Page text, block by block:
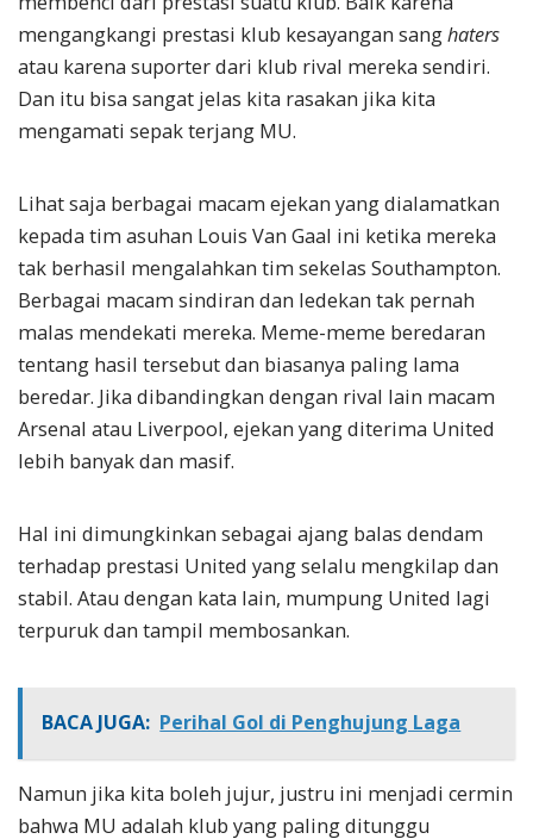
mengangkangi prestasi klub kesayangan sanghaters
atau karena suporter dari klub rival mereka sendiri.
Dan itu bisa sangat jelas kita rasakan jika kita
mengamati sepak terjang MU.
Lihat saja berbagai macam ejekan yang dialamatkan
kepada tim asuhan Louis Van Gaal ini ketika mereka
tak berhasil mengalahkan tim sekelas Southampton.
Berbagai macam sindiran dan ledekan tak pernah
malas mendekati mereka. Meme-meme beredaran
tentang hasil tersebut dan biasanya paling lama
beredar. Jika dibandingkan dengan rival lain macam
Arsenal atau Liverpool, ejekan yang diterima United
lebih banyak dan masif.
Hal ini dimungkinkan sebagai ajang balas dendam
terhadap prestasi United yang selalu mengkilap dan
stabil. Atau dengan kata lain, mumpung United lagi
terpuruk dan tampil membosankan.
BACA JUGA: Perihal Gol di Penghujung Laga
Namun jika kita boleh jujur, justru ini menjadi cermin
bahwa MU adalah klub yang paling ditunggu